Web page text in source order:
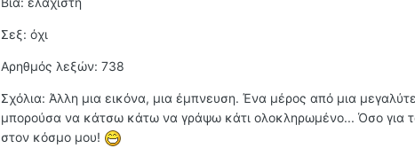
Σεξ: όχι
Αρηθμός λεξών: 738
Σχόλια: Άλλη μια εικόνα, μια έμπνευση. Ένα μέρος από μια
μπορούσα να κάτσω κάτω να γράψω κάτι ολοκληρωμένο... Όσο για
στον κόσμο μου!